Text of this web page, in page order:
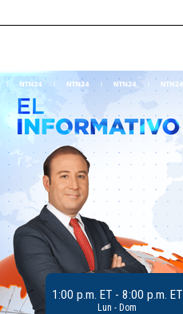
1:00 p.m. ET - 8:00 p.m. ET
Lun - Dom